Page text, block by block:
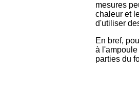
mesures
chaleur et
d'utiliser
En bref,
à
parties du